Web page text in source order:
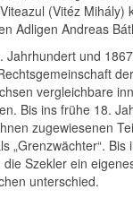
(Vitéz Mihály)
Adligen Andreas
Jahrhundert und
vergleichbare
Bis ins frühe 18.
zugewiesenen
„Grenzwächter“. Bis
Szekler ein
unterschied.